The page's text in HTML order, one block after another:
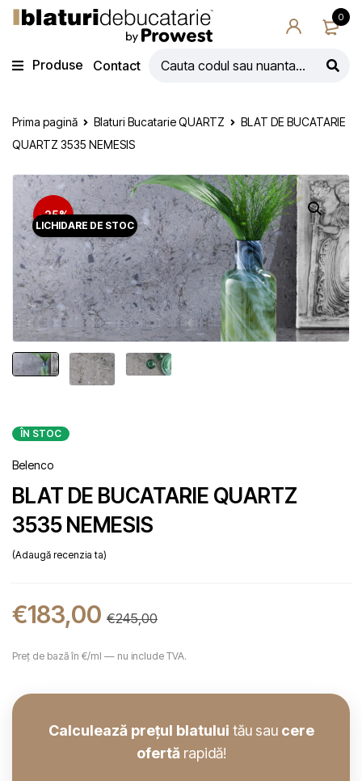
0
Produse Contact
Prima pagină Blaturi Bucatarie QUARTZ
BLAT DE BUCATARIE
QUARTZ 3535 NEMESIS
LICHIDARE DE STOC
-25%
ÎN STOC
Belenco
BLAT DE BUCATARIE QUARTZ
3535 NEMESIS
Adaugă recenzia ta
€245,00
€183,00
Preț de bază în €/ml — nu include TVA.
Calculează prețul blatului tău sau cere
ofertă rapidă!